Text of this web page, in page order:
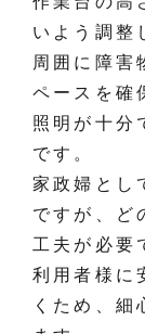
いよう調整
周囲に障害
ペースを確
照明が十分
です。
家政婦とし
ですが、ど
工夫が必要
利用者様に
くため、細